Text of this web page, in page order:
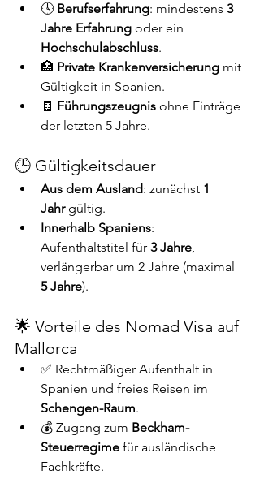
🕓 Berufserfahrung: mindestens 3
Jahre Erfahrung oder ein
Hochschulabschluss.
🏥 Private Krankenversicherung mit
Gültigkeit in Spanien.
🧾 Führungszeugnis ohne Einträge
der letzten 5 Jahre.
🕒 Gültigkeitsdauer
Aus dem Ausland: zunächst 1
Jahr gültig.
Innerhalb Spaniens:
Aufenthaltstitel für 3 Jahre,
verlängerbar um 2 Jahre (maximal
5 Jahre).
🌟 Vorteile des Nomad Visa auf
Mallorca
✅ Rechtmäßiger Aufenthalt in
Spanien und freies Reisen im
Schengen-Raum.
💰 Zugang zum Beckham-
Steuerregime für ausländische
Fachkräfte.